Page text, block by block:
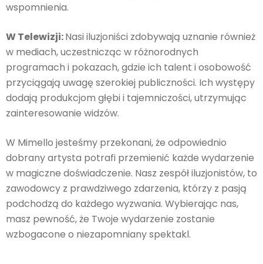
wspomnienia.
W Telewizji:Nasi iluzjoniści zdobywają uznanie również
w mediach, uczestnicząc w różnorodnych
programach i pokazach, gdzie ich talent i osobowość
przyciągają uwagę szerokiej publiczności. Ich występy
dodają produkcjom głębi i tajemniczości, utrzymując
zainteresowanie widzów.
W Mimello jesteśmy przekonani, że odpowiednio
dobrany artysta potrafi przemienić każde wydarzenie
w magiczne doświadczenie. Nasz zespół iluzjonistów, to
zawodowcy z prawdziwego zdarzenia, którzy z pasją
podchodzą do każdego wyzwania. Wybierając nas,
masz pewność, że Twoje wydarzenie zostanie
wzbogacone o niezapomniany spektakl.